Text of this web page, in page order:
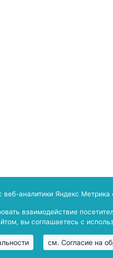
веб-аналитики Яндекс
взаимодействие
вы соглашаетесь с
см. Согласие
в Федеральной
Copyright